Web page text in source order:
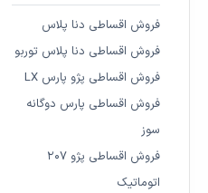
فروش اقساطی دنا پلاس
فروش اقساطی دنا پلاس توربو
فروش اقساطی پژو پارس LX
فروش اقساطی پارس دوگانه
سوز
فروش اقساطی پژو ۲۰۷
اتوماتیک